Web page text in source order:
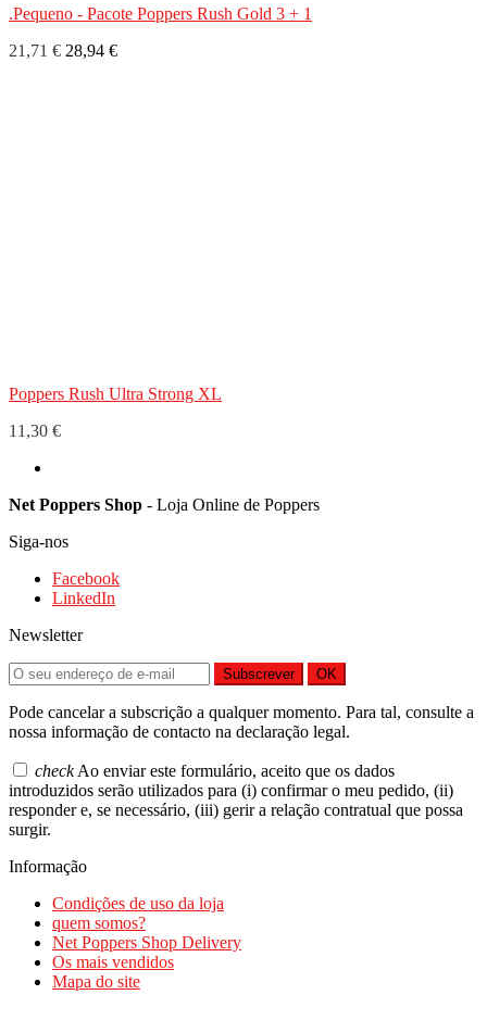
.Pequeno - Pacote Poppers Rush Gold 3 + 1
21,71 € 28,94 €
Poppers Rush Ultra Strong XL
11,30 €
Net Poppers Shop - Loja Online de Poppers
Siga-nos
Facebook
LinkedIn
Newsletter
Subscrever OK
Pode cancelar a subscrição a qualquer momento. Para tal, consulte a
nossa informação de contacto na declaração legal.
check Ao enviar este formulário, aceito que os dados
introduzidos serão utilizados para (i) confirmar o meu pedido, (ii)
responder e, se necessário, (iii) gerir a relação contratual que possa
surgir.
Informação
Condições de uso da loja
quem somos?
Net Poppers Shop Delivery
Os mais vendidos
Mapa do site